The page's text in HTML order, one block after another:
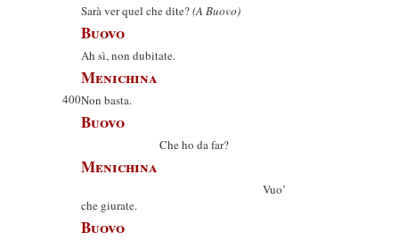
Sarà ver quel che dite?(A Buovo)
Buovo
Ah sì, non dubitate.
Menichina
400Non basta.
Buovo
Che ho da far?
Menichina
Vuo’
che giurate.
Buovo